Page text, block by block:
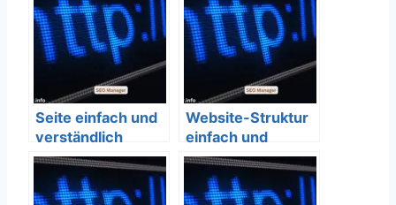
Seite einfach und
verständlich
erklärt – SEO
Bedeutung
Website-Struktur
einfach und
verständlich
erklärt – SEO
Bedeutung